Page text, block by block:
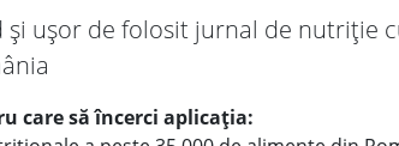
și ușor de folosit jurnal de nutriție
care să încerci aplicația: